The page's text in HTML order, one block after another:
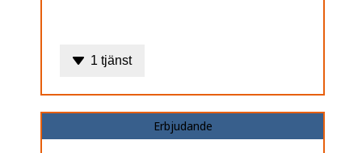
1 tjänst
Erbjudande